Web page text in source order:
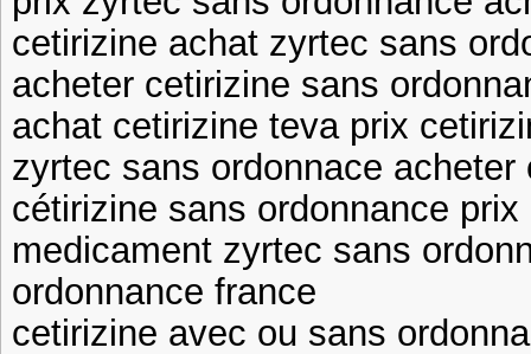
cetirizine achat zyrtec sans
acheter cetirizine sans
achat cetirizine teva prix
zyrtec sans ordonnace acheter
cétirizine sans ordonnance
medicament zyrtec sans
ordonnance france
cetirizine avec ou sans